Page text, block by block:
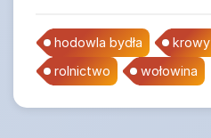
hodowla bydła krowy
rolnictwo
wołowina